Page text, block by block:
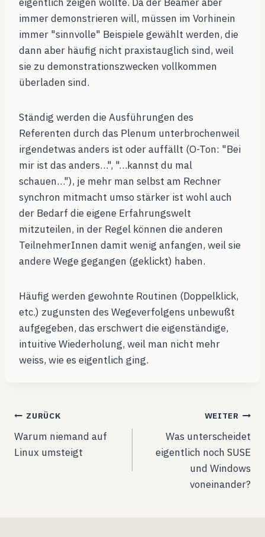
immer demonstrieren will, müssen im Vorhinein
immer "sinnvolle" Beispiele gewählt werden, die
dann aber häufig nicht praxistauglich sind, weil
sie zu demonstrationszwecken vollkommen
überladen sind.
Ständig werden die Ausführungen des
Referenten durch das Plenum unterbrochenweil
irgendetwas anders ist oder auffällt (O-Ton: "Bei
mir ist das anders…", "…kannst du mal
schauen…"), je mehr man selbst am Rechner
synchron mitmacht umso stärker ist wohl auch
der Bedarf die eigene Erfahrungswelt
mitzuteilen, in der Regel können die anderen
TeilnehmerInnen damit wenig anfangen, weil sie
andere Wege gegangen (geklickt) haben.
Häufig werden gewohnte Routinen (Doppelklick,
etc.) zugunsten des Wegeverfolgens unbewußt
aufgegeben, das erschwert die eigenständige,
intuitive Wiederholung, weil man nicht mehr
weiss, wie es eigentlich ging.
Beitragsnavigation
ZURÜCK
Warum niemand auf
Linux umsteigt
WEITER
Was unterscheidet
eigentlich noch SUSE
und Windows
voneinander?